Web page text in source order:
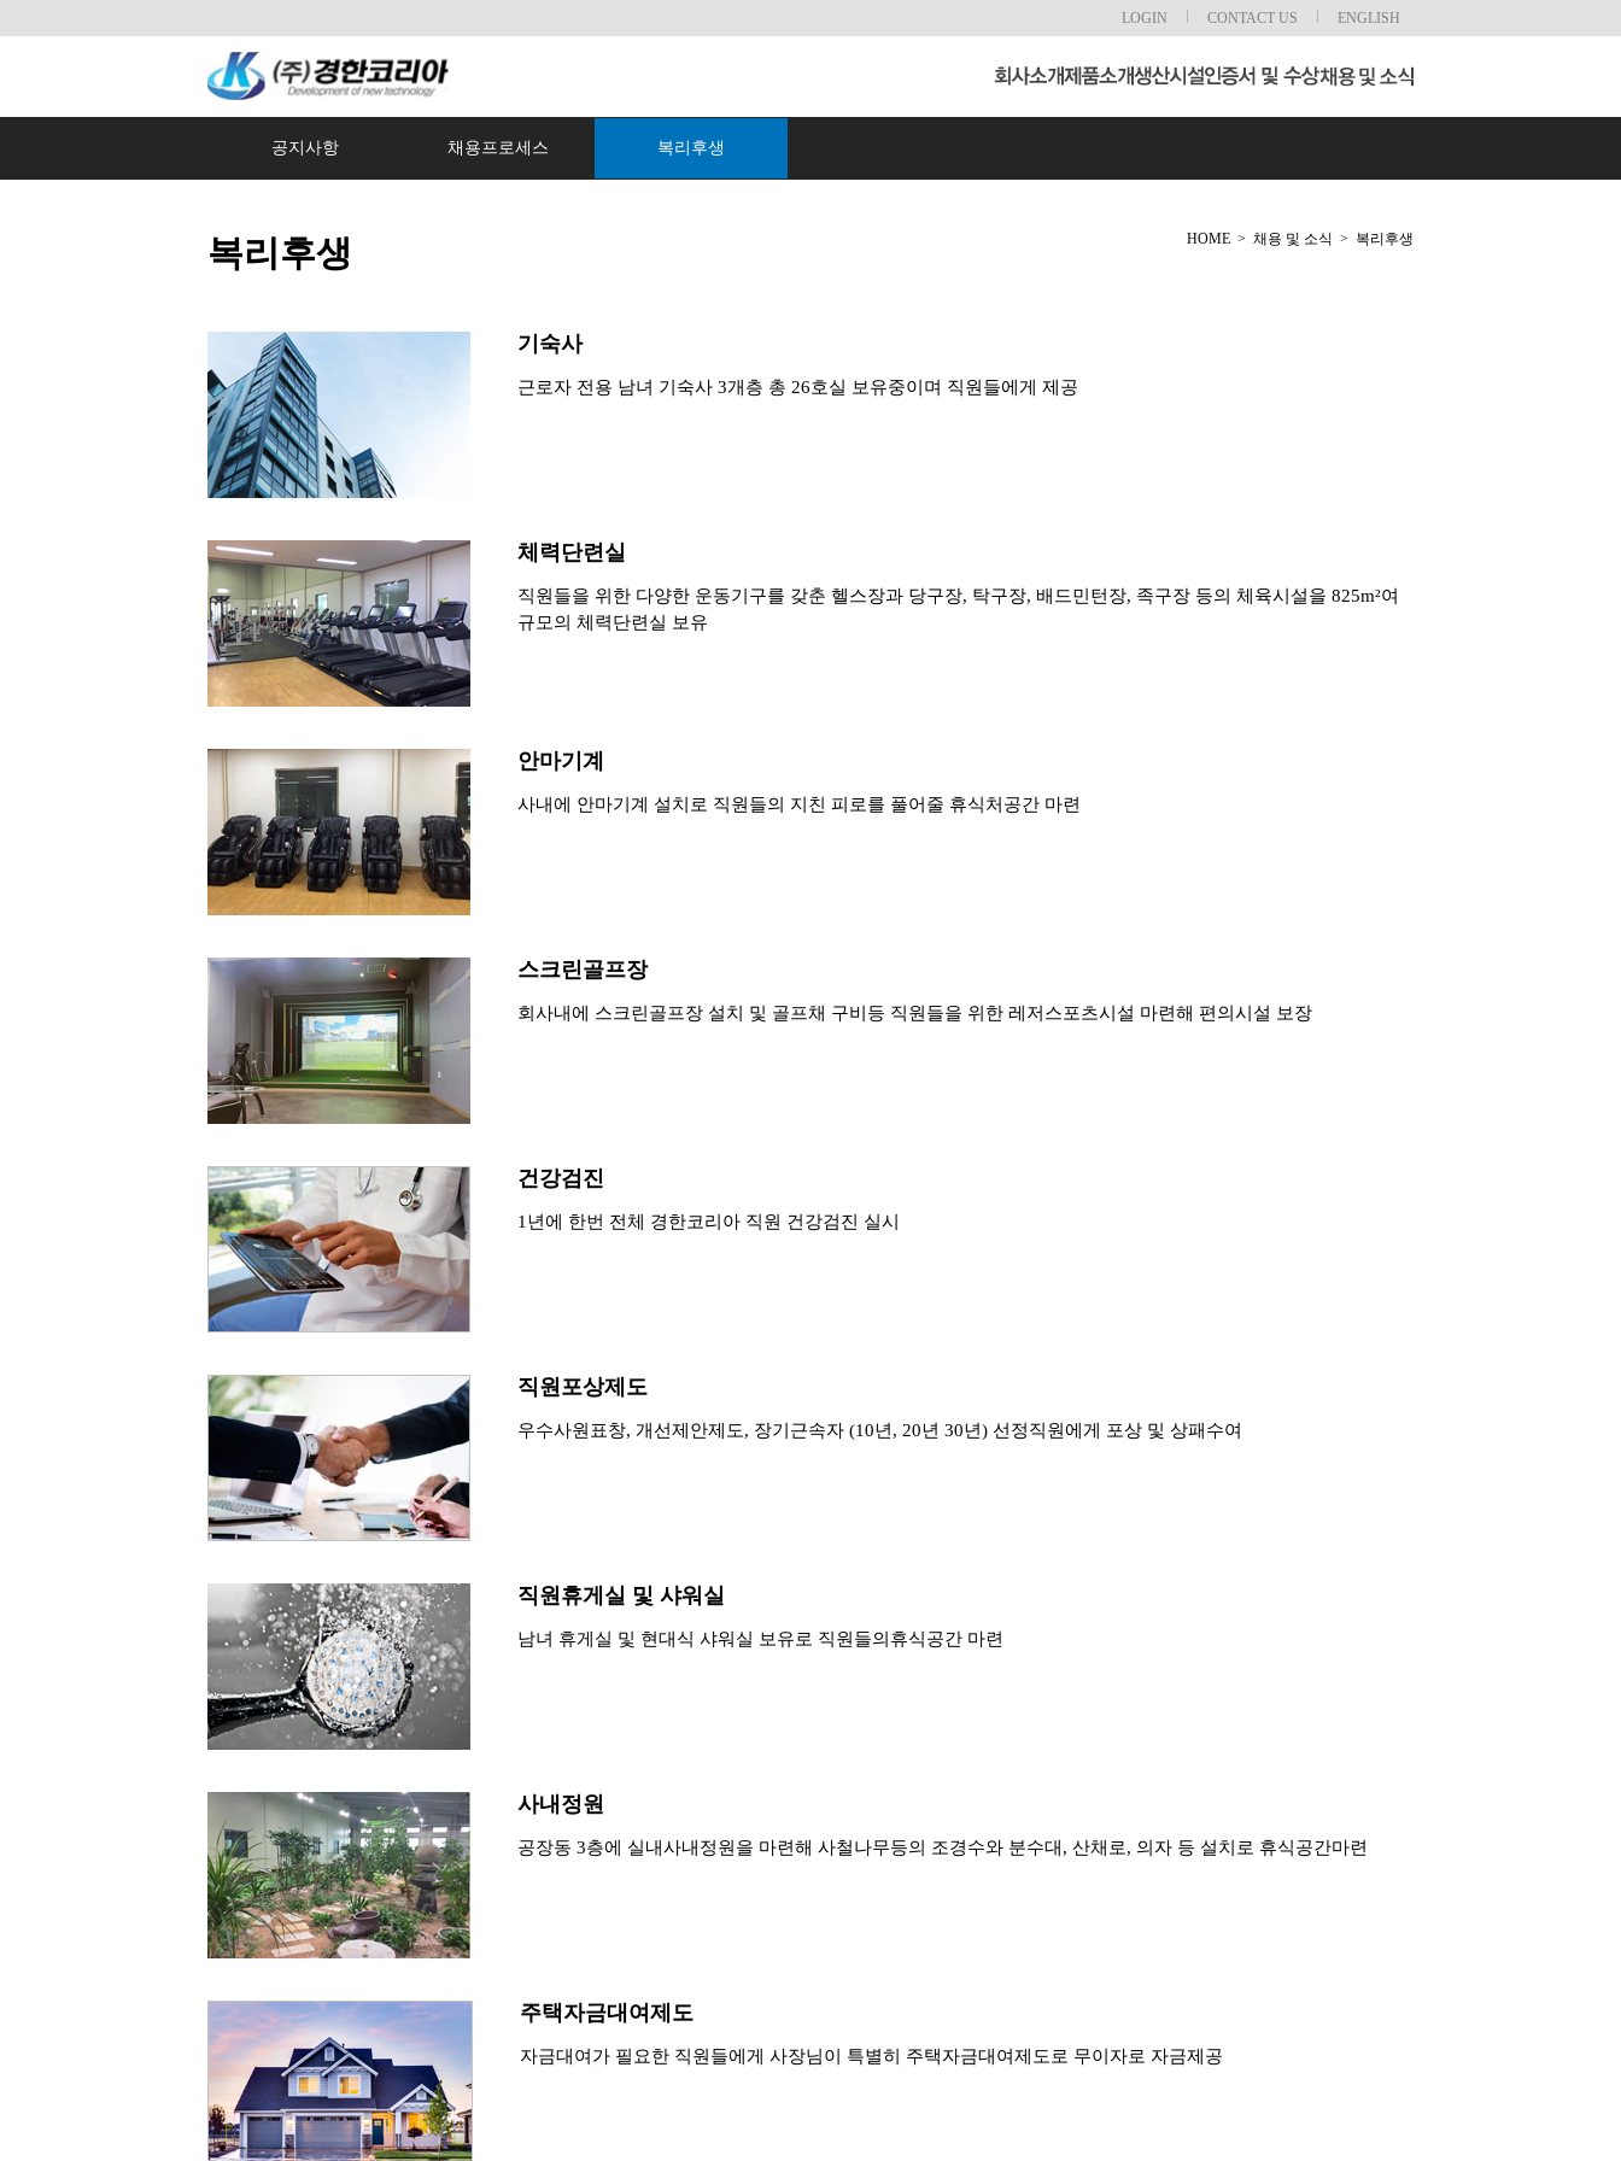
LOGIN CONTACT US ENGLISH
공지사항 채용프로세스 복리후생
복리후생 HOME > 채용 및 소식 > 복리후생
기숙사
근로자 전용 남녀 기숙사 3개층 총 26호실 보유중이며 직원들에게 제공
체력단련실
직원들을 위한 다양한 운동기구를 갖춘 헬스장과 당구장, 탁구장, 배드민턴장, 족구장 등의 체육시설을 825m²여
규모의 체력단련실 보유
안마기계
사내에 안마기계 설치로 직원들의 지친 피로를 풀어줄 휴식처공간 마련
스크린골프장
회사내에 스크린골프장 설치 및 골프채 구비등 직원들을 위한 레저스포츠시설 마련해 편의시설 보장
건강검진
1년에 한번 전체 경한코리아 직원 건강검진 실시
직원포상제도
우수사원표창, 개선제안제도, 장기근속자 (10년, 20년 30년) 선정직원에게 포상 및 상패수여
직원휴게실 및 샤워실
남녀 휴게실 및 현대식 샤워실 보유로 직원들의휴식공간 마련
사내정원
공장동 3층에 실내사내정원을 마련해 사철나무등의 조경수와 분수대, 산채로, 의자 등 설치로 휴식공간마련
주택자금대여제도
자금대여가 필요한 직원들에게 사장님이 특별히 주택자금대여제도로 무이자로 자금제공